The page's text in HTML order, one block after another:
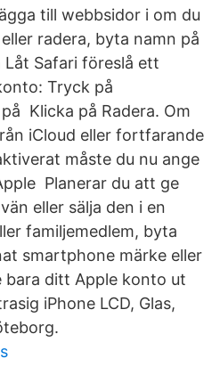
till webbsidor i om du
radera, byta namn på
Safari föreslå ett
Tryck på
Klicka på Radera. Om
iCloud eller fortfarande
måste du nu ange
Planerar du att ge
eller sälja den i en
familjemedlem, byta
smartphone märke eller
ditt Apple konto ut
iPhone LCD, Glas,